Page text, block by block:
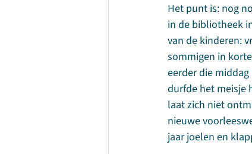
Het punt is: nog
in de bibliotheek
van de kinderen:
sommigen in
eerder die
durfde het meisje
laat zich niet
nieuwe
jaar joelen en